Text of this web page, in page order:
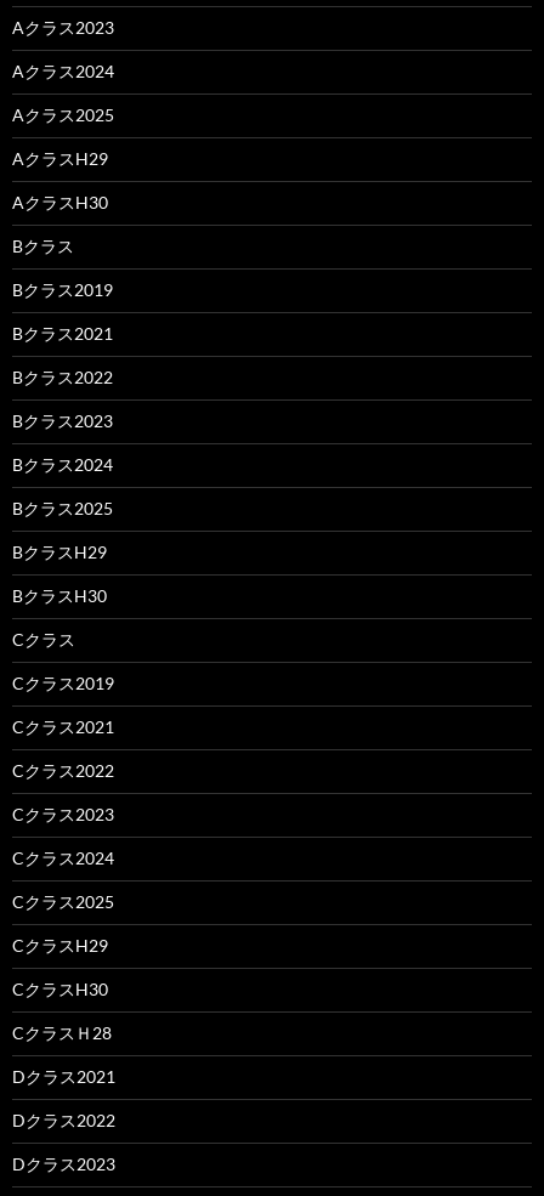
Aクラス2023
Aクラス2024
Aクラス2025
AクラスH29
AクラスH30
Bクラス
Bクラス2019
Bクラス2021
Bクラス2022
Bクラス2023
Bクラス2024
Bクラス2025
BクラスH29
BクラスH30
Cクラス
Cクラス2019
Cクラス2021
Cクラス2022
Cクラス2023
Cクラス2024
Cクラス2025
CクラスH29
CクラスH30
CクラスＨ28
Dクラス2021
Dクラス2022
Dクラス2023